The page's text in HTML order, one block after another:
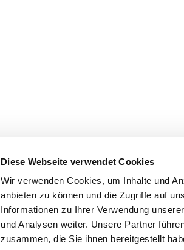
Diese Webseite verwendet Cookies
Wir verwenden Cookies, um Inhalte und
anbieten zu können und die Zugriffe auf
Informationen zu Ihrer Verwendung
und Analysen weiter. Unsere Partner
zusammen, die Sie ihnen bereitgestellt